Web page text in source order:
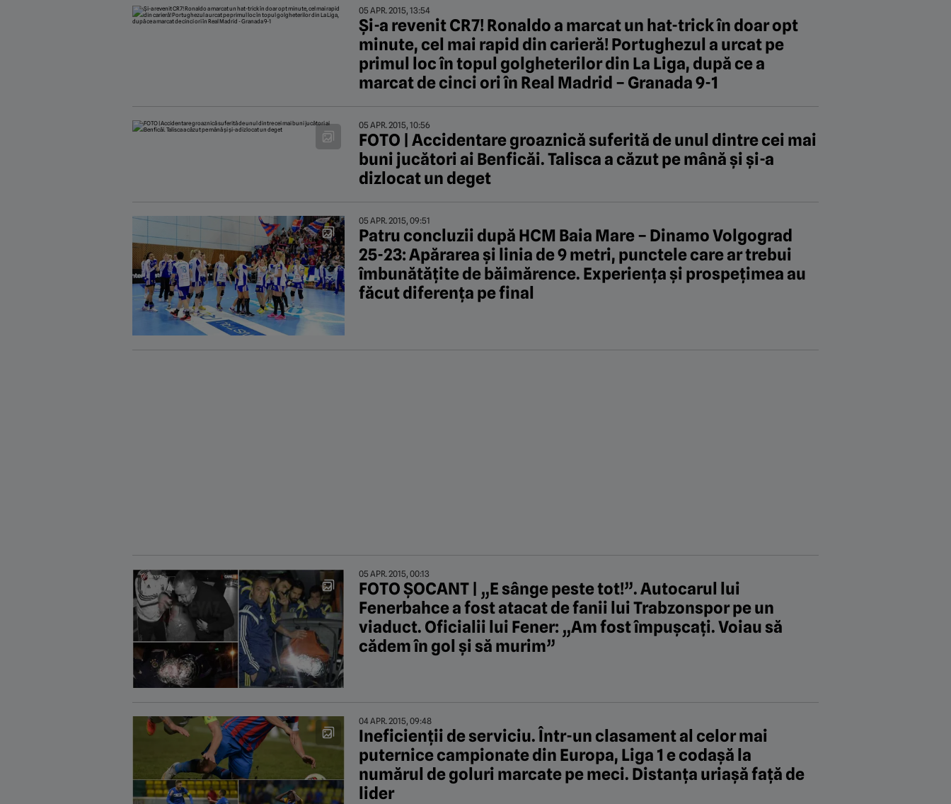
05 APR. 2015, 13:54
Și-a revenit CR7! Ronaldo a marcat un hat-trick în doar opt
minute, cel mai rapid din carieră! Portughezul a urcat pe
primul loc în topul golgheterilor din La Liga, după ce a
marcat de cinci ori în Real Madrid – Granada 9-1
05 APR. 2015, 10:56
FOTO | Accidentare groaznică suferită de unul dintre cei mai
buni jucători ai Benficăi. Talisca a căzut pe mână și și-a
dizlocat un deget
05 APR. 2015, 09:51
Patru concluzii după HCM Baia Mare – Dinamo Volgograd
25-23: Apărarea și linia de 9 metri, punctele care ar trebui
îmbunătățite de băimărence. Experiența și prospețimea au
făcut diferența pe final
05 APR. 2015, 00:13
FOTO ȘOCANT | „E sânge peste tot!”. Autocarul lui
Fenerbahce a fost atacat de fanii lui Trabzonspor pe un
viaduct. Oficialii lui Fener: „Am fost împușcați. Voiau să
cădem în gol și să murim”
04 APR. 2015, 09:48
Ineficienții de serviciu. Într-un clasament al celor mai
puternice campionate din Europa, Liga 1 e codașă la
numărul de goluri marcate pe meci. Distanța uriașă față de
lider